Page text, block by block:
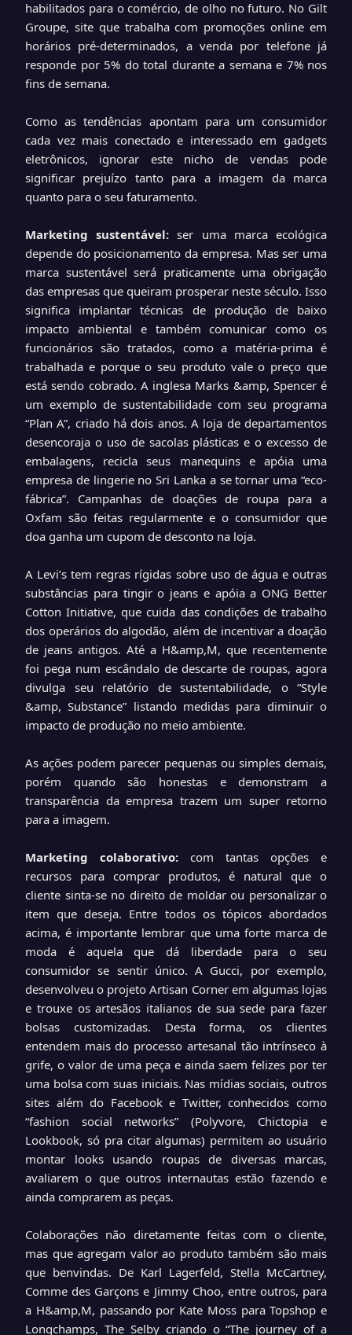
habilitados para o comércio, de olho no futuro. No Gilt
Groupe, site que trabalha com promoções online em
horários pré-determinados, a venda por telefone já
responde por 5% do total durante a semana e 7% nos
fins de semana.
Como as tendências apontam para um consumidor
cada vez mais conectado e interessado em gadgets
eletrônicos, ignorar este nicho de vendas pode
significar prejuízo tanto para a imagem da marca
quanto para o seu faturamento.
Marketing sustentável: ser uma marca ecológica
depende do posicionamento da empresa. Mas ser uma
marca sustentável será praticamente uma obrigação
das empresas que queiram prosperar neste século. Isso
significa implantar técnicas de produção de baixo
impacto ambiental e também comunicar como os
funcionários são tratados, como a matéria-prima é
trabalhada e porque o seu produto vale o preço que
está sendo cobrado. A inglesa Marks &amp, Spencer é
um exemplo de sustentabilidade com seu programa
“Plan A”, criado há dois anos. A loja de departamentos
desencoraja o uso de sacolas plásticas e o excesso de
embalagens, recicla seus manequins e apóia uma
empresa de lingerie no Sri Lanka a se tornar uma “eco-
fábrica”. Campanhas de doações de roupa para a
Oxfam são feitas regularmente e o consumidor que
doa ganha um cupom de desconto na loja.
A Levi’s tem regras rígidas sobre uso de água e outras
substâncias para tingir o jeans e apóia a ONG Better
Cotton Initiative, que cuida das condições de trabalho
dos operários do algodão, além de incentivar a doação
de jeans antigos. Até a H&amp,M, que recentemente
foi pega num escândalo de descarte de roupas, agora
divulga seu relatório de sustentabilidade, o “Style
&amp, Substance” listando medidas para diminuir o
impacto de produção no meio ambiente.
As ações podem parecer pequenas ou simples demais,
porém quando são honestas e demonstram a
transparência da empresa trazem um super retorno
para a imagem.
Marketing colaborativo: com tantas opções e
recursos para comprar produtos, é natural que o
cliente sinta-se no direito de moldar ou personalizar o
item que deseja. Entre todos os tópicos abordados
acima, é importante lembrar que uma forte marca de
moda é aquela que dá liberdade para o seu
consumidor se sentir único. A Gucci, por exemplo,
desenvolveu o projeto Artisan Corner em algumas lojas
e trouxe os artesãos italianos de sua sede para fazer
bolsas customizadas. Desta forma, os clientes
entendem mais do processo artesanal tão intrínseco à
grife, o valor de uma peça e ainda saem felizes por ter
uma bolsa com suas iniciais. Nas mídias sociais, outros
sites além do Facebook e Twitter, conhecidos como
“fashion social networks” (Polyvore, Chictopia e
Lookbook, só pra citar algumas) permitem ao usuário
montar looks usando roupas de diversas marcas,
avaliarem o que outros internautas estão fazendo e
ainda comprarem as peças.
Colaborações não diretamente feitas com o cliente,
mas que agregam valor ao produto também são mais
que benvindas. De Karl Lagerfeld, Stella McCartney,
Comme des Garçons e Jimmy Choo, entre outros, para
a H&amp,M, passando por Kate Moss para Topshop e
Longchamps, The Selby criando o “The journey of a